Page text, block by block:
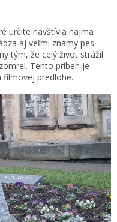
určite navštívia najmä
aj veľmi známy pes
tým, že celý život strážil
Tento príbeh je
filmovej predlohe.